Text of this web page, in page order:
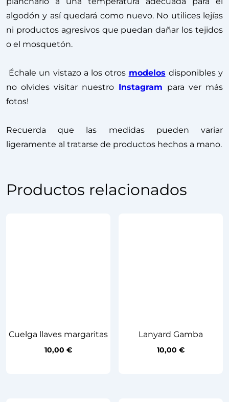
algodón y así quedará como nuevo. No utilices lejías
ni productos agresivos que puedan dañar los tejidos
o el mosquetón.
Échale un vistazo a los otros modelos disponibles y
no olvides visitar nuestro Instagram para ver más
fotos!
Recuerda que las medidas pueden variar
ligeramente al tratarse de productos hechos a mano.
Productos relacionados
Cuelga llaves margaritas
10,00 €
Lanyard Gamba
10,00€